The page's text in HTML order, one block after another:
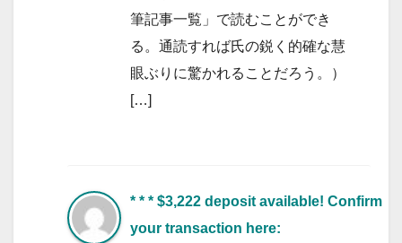
筆記事一覧」で読むことができ
る。通読すれば氏の鋭く的確な慧
眼ぶりに驚かれることだろう。）
[…]
* * * $3,222 deposit available! Confirm
your transaction here: